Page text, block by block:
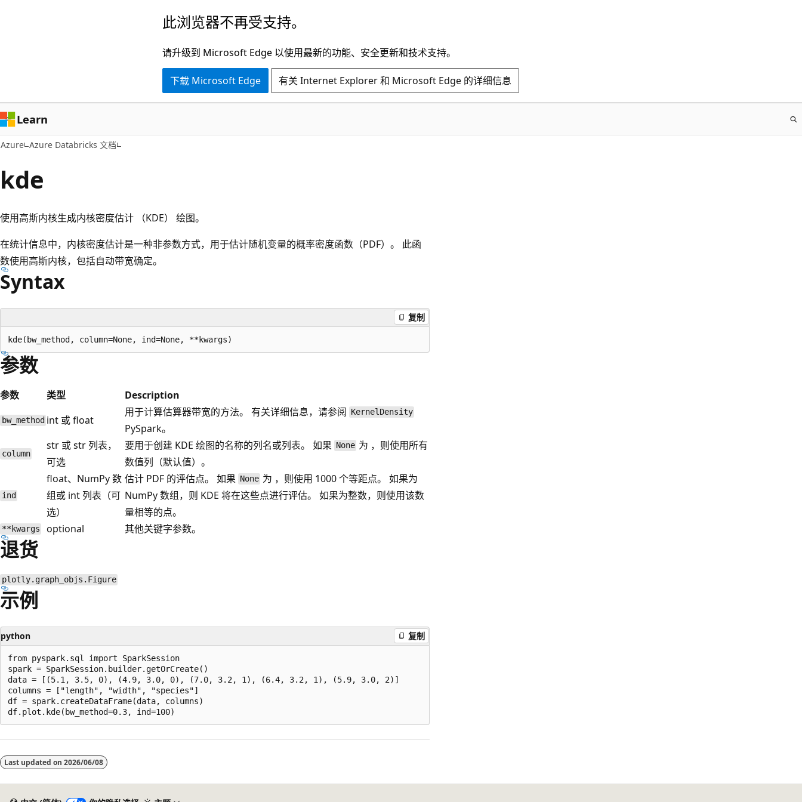
容
此浏览器不再受支持。
请升级到 Microsoft Edge 以使用最新的功能、安全更新和技术支持。
下载 Microsoft Edge 有关 Internet Explorer 和 Microsoft Edge 的详细信息
Learn
Azure Azure Databricks 文档
kde
使用高斯内核生成内核密度估计 （KDE） 绘图。
在统计信息中，内核密度估计是一种非参数方式，用于估计随机变量的概率密度函数（PDF）。 此函
数使用高斯内核，包括自动带宽确定。
Syntax
复制
参数
参数 类型 Description
bw_method int 或 float
用于计算估算器带宽的方法。 有关详细信息，请参阅 KernelDensity
PySpark。
column
str 或 str 列表，
可选
要用于创建 KDE 绘图的名称的列名或列表。 如果 None 为 ，则使用所有
数值列（默认值）。
ind
float、NumPy 数
组或 int 列表（可
选）
估计 PDF 的评估点。 如果 None 为 ，则使用 1000 个等距点。 如果为
NumPy 数组，则 KDE 将在这些点进行评估。 如果为整数，则使用该数
量相等的点。
**kwargs optional 其他关键字参数。
退货
plotly.graph_objs.Figure
示例
python 复制
from pyspark.sql import SparkSession
spark = SparkSession.builder.getOrCreate()
data = [(5.1, 3.5, 0), (4.9, 3.0, 0), (7.0, 3.2, 1), (6.4, 3.2, 1), (5.9, 3.0, 2)]
columns = ["length", "width", "species"]
df = spark.createDataFrame(data, columns)
模
式
Last updated on 2026/06/08